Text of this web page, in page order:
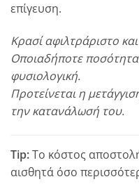
επίγευση.
Kρασί αφιλτράριστο
Οποιαδήποτε ποσότητα
φυσιολογική.
Προτείνεται η
την κατανάλωσή του.
Tip:Το κόστος
αισθητά όσο